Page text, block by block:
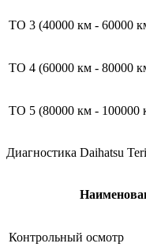
ТО 3 (40000 км - 60000
ТО 4 (60000 км - 80000
ТО 5 (80000 км - 100000
Диагностика Daihatsu
Контрольный осмотр